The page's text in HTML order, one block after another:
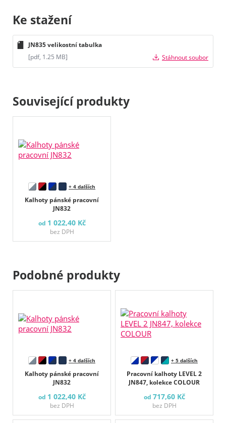
Ke stažení
JN835 velikostní tabulka
[pdf, 1.25 MB]
Stáhnout soubor
Související produkty
Kalhoty pánské pracovní
JN832
+ 4 dalších
od 1 022,40 Kč
bez DPH
Podobné produkty
Kalhoty pánské pracovní
JN832
+ 4 dalších
od 1 022,40 Kč
bez DPH
Pracovní kalhoty LEVEL 2
JN847, kolekce COLOUR
+ 5 dalších
od 717,60 Kč
bez DPH